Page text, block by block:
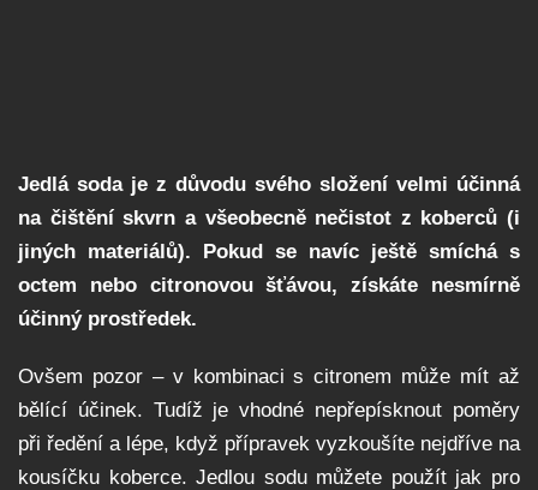
Jedlá soda je z důvodu svého složení velmi účinná
na čištění skvrn a všeobecně nečistot z koberců (i
jiných materiálů). Pokud se navíc ještě smíchá s
octem nebo citronovou šťávou, získáte nesmírně
účinný prostředek.
Ovšem pozor – v kombinaci s citronem může mít až
bělící účinek. Tudíž je vhodné nepřepísknout poměry
při ředění a lépe, když přípravek vyzkoušíte nejdříve na
kousíčku koberce. Jedlou sodu můžete použít jak pro